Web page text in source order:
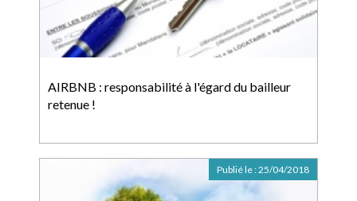
AIRBNB : responsabilité à l'égard du bailleur
retenue !
Publié le :25/04/2018